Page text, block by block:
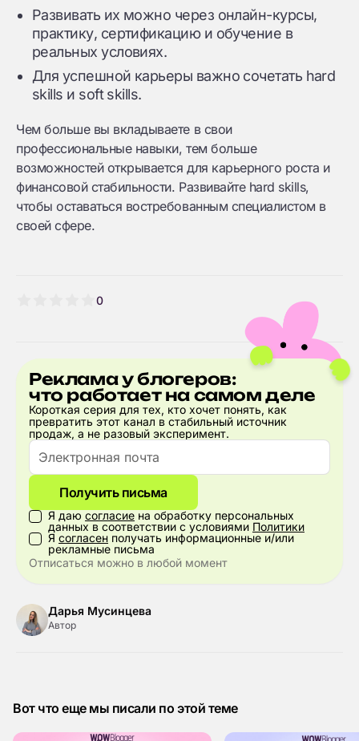
Развивать их можно через онлайн-курсы,
практику, сертификацию и обучение в
реальных условиях.
Для успешной карьеры важно сочетать hard
skills и soft skills.
Чем больше вы вкладываете в свои
профессиональные навыки, тем больше
возможностей открывается для карьерного роста и
финансовой стабильности. Развивайте hard skills,
чтобы оставаться востребованным специалистом в
своей сфере.
0
Реклама у блогеров:
что работает на самом деле
Короткая серия для тех, кто хочет понять, как
превратить этот канал в стабильный источник
продаж, а не разовый эксперимент.
Получить письма
Я даю согласие на обработку персональных
данных в соответствии с условиями Политики
Я согласен получать информационные и/или
рекламные письма
Отписаться можно в любой момент
Дарья Мусинцева
Автор
Вот что еще мы писали по этой теме